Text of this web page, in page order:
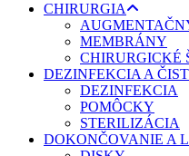
CHIRURGIA
MEMBRÁNY
CHIRURGICKÉ
DEZINFEKCIA A
DEZINFEKCIA
POMÔCKY
STERILIZÁCIA
DOKONČOVANIE A